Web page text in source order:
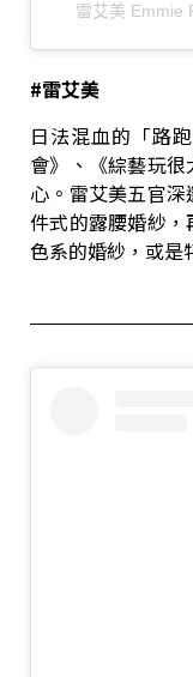
雷艾美 Emmie
#雷艾美
日法混血的「路
會》、《綜藝玩
心。雷艾美五官
件式的露腰婚紗
色系的婚紗，或是